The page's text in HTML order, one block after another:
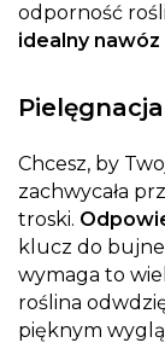
odporność
idealny
Chcesz, by
zachwycała
troski.
klucz do
wymaga to
roślina
pięknym